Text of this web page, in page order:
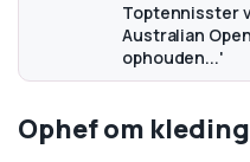
Toptennisster
Australian
ophouden...'
Ophef om kleding